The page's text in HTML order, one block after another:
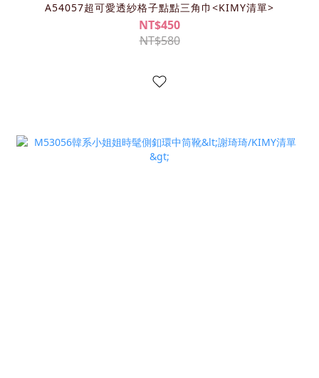
A54057超可愛透紗格子點點三角巾<KIMY清單>
NT$450
NT$580